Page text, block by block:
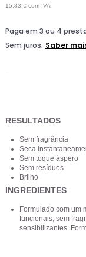
15,83 € com IVA
RESULTADOS
Sem fragrância
Seca
Sem toque áspero
Sem resíduos
Brilho
INGREDIENTES
Formulado com um
funcionais, sem
sensibilizantes.